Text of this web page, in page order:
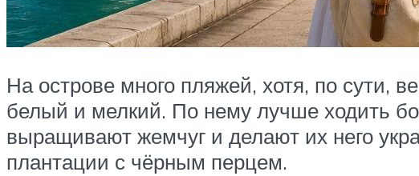
На острове много пляжей, хотя, по сути,
белый и мелкий. По нему лучше ходить
выращивают жемчуг и делают их него
плантации с чёрным перцем.